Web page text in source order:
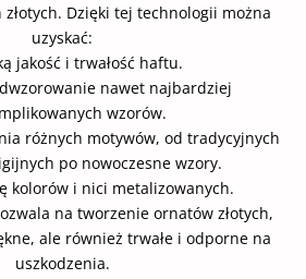
Dzięki tej technologii można
uzyskać:
jakość i trwałość haftu.
nawet najbardziej
wzorów.
różnych motywów, od tradycyjnych
po nowoczesne wzory.
kolorów i nici metalizowanych.
na tworzenie ornatów złotych,
ale również trwałe i odporne na
uszkodzenia.